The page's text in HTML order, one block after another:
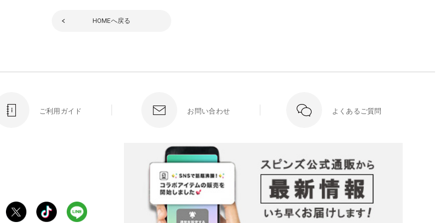
HOMEへ戻る
ご利用ガイド お問い合わせ よくあるご質問